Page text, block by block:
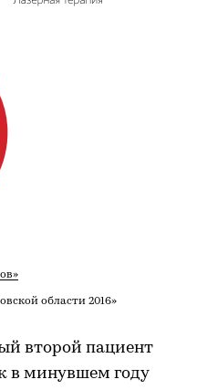
области 2016»
второй пациент
в минувшем году